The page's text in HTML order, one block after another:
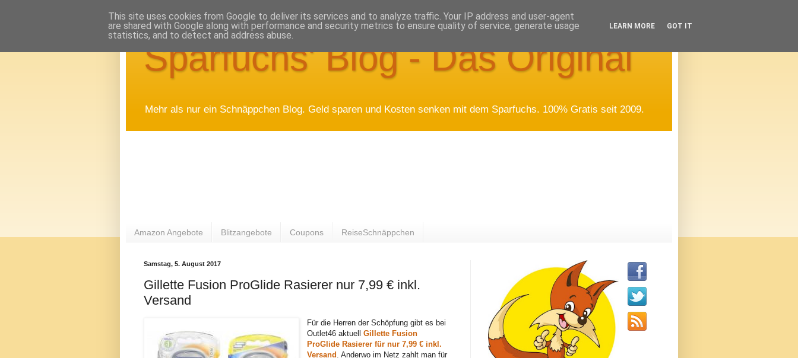
Sparfuchs' Blog - Das Original
Mehr als nur ein Schnäppchen Blog. Geld sparen und Kosten senken mit dem Sparfuchs. 100% Gratis seit 2009.
Amazon Angebote Blitzangebote Coupons ReiseSchnäppchen
Samstag, 5. August 2017
Gillette Fusion ProGlide Rasierer nur 7,99 € inkl.
Versand
Für die Herren der Schöpfung gibt es bei
Outlet46 aktuellGillette Fusion
ProGlide Rasierer für nur 7,99 € inkl.
Versand . Anderwo im Netz zahlt man für
This site uses cookies from Google to deliver its services and to analyze traffic. Your IP address and user-agent
are shared with Google along with performance and security metrics to ensure quality of service, generate usage
statistics, and to detect and address abuse.
LEARN MORE GOT IT